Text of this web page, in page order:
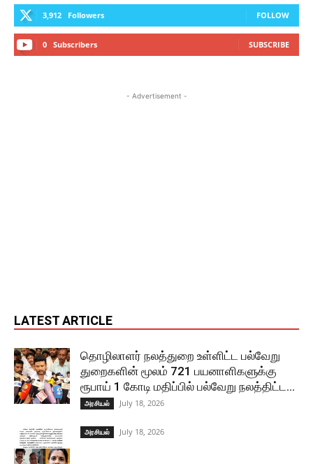
3,912 Followers FOLLOW
0 Subscribers SUBSCRIBE
- Advertisement -
LATEST ARTICLE
தொழிலாளர் நலத்துறை உள்ளிட்ட பல்வேறு
துறைகளின் மூலம் 721 பயனாளிகளுக்கு
ரூபாய் 1 கோடி மதிப்பில் பல்வேறு நலத்திட்ட...
அரசியல் July 18, 2026
அரசியல் July 18, 2026